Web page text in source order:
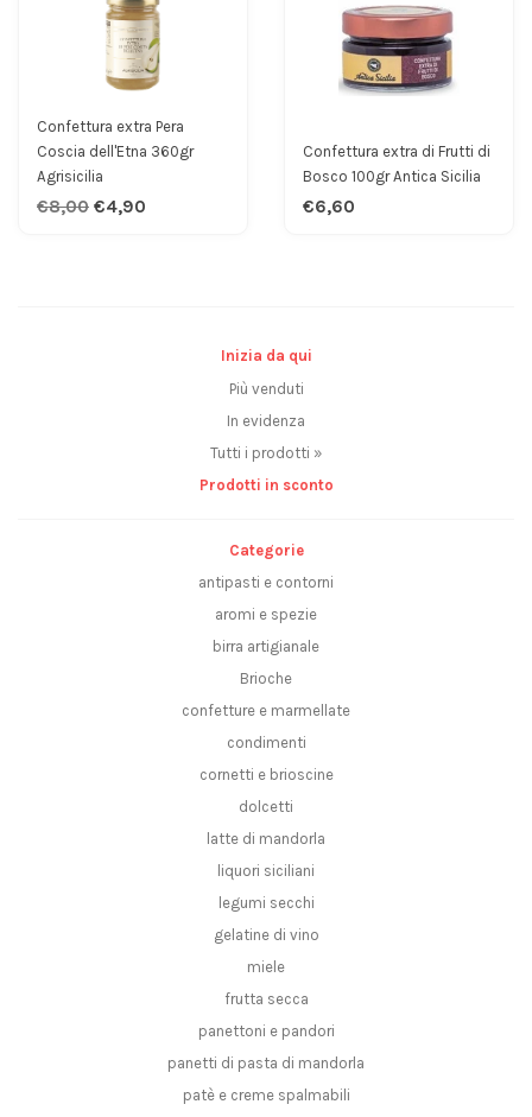
Inizia da qui
Più venduti
In evidenza
Tutti i prodotti »
Prodotti in sconto
Categorie
antipasti e contorni
aromi e spezie
birra artigianale
Brioche
confetture e marmellate
condimenti
cornetti e brioscine
dolcetti
latte di mandorla
liquori siciliani
legumi secchi
gelatine di vino
miele
frutta secca
panettoni e pandori
panetti di pasta di mandorla
patè e creme spalmabili
Confettura extra Pera
Coscia dell'Etna 360gr
Agrisicilia
€8,00 €4,90
Confettura extra di Frutti di
Bosco 100gr Antica Sicilia
€6,60